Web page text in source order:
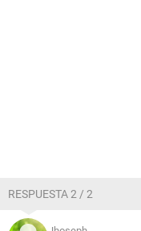
RESPUESTA 2 / 2